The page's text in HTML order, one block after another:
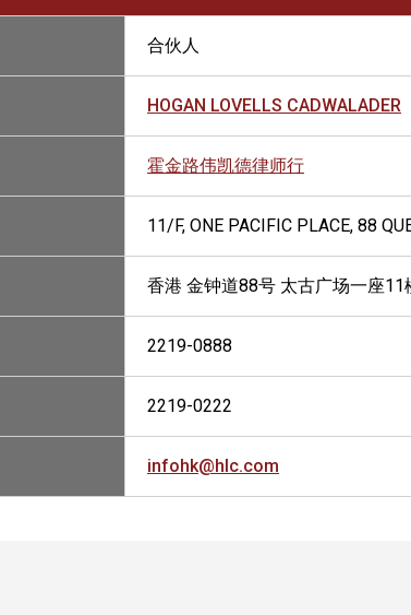
合伙人
HOGAN LOVELLS CADWALADER
霍金路伟凯德律师行
11/F, ONE PACIFIC PLACE, 88
香港 金钟道88号 太古广场一座11
2219-0888
2219-0222
infohk@hlc.com